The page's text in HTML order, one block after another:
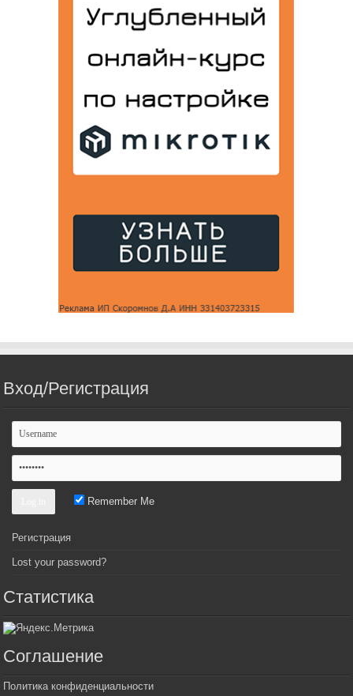
Вход/Регистрация
Remember Me
Регистрация
Lost your password?
Статистика
Соглашение
Политика конфиденциальности